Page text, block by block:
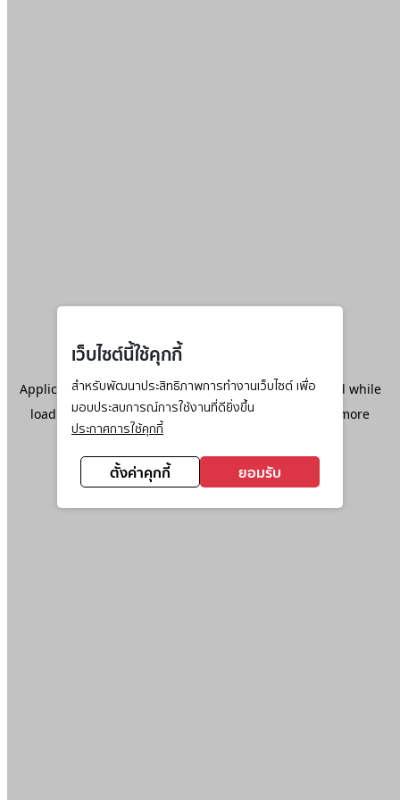
เว็บไซต์นี้ใช้คุกกี้
สำหรับพัฒนาประสิทธิภาพการทำงานเว็บไซต์ เพื่อ
มอบประสบการณ์การใช้งานที่ดียิ่งขึ้น
ประกาศการใช้คุกกี้
ตั้งค่าคุกกี้ ยอมรับ
Application error: aclient-side exception has occurred while
loadingwww.ktc.co.th(see the browser console
for more
information).